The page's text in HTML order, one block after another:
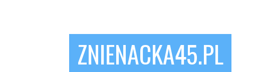
ZNIENACKA45.PL